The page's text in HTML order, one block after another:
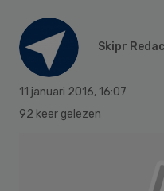
Skipr
11 januari 2016, 16:07
92 keer gelezen